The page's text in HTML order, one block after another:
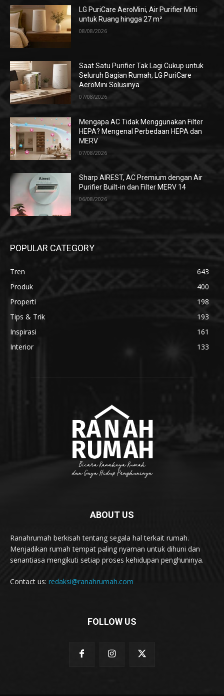
LG PuriCare AeroMini, Air Purifier Mini
untuk Ruang hingga 27 m²
08/08/2026
Saat Satu Purifier Tak Lagi Cukup untuk
Seluruh Bagian Rumah, LG PuriCare
AeroMini Solusinya
07/08/2026
Mengapa AC Tidak Menggunakan Filter
HEPA? Mengenal Perbedaan HEPA dan
MERV
07/08/2026
Sharp AIREST, AC Premium dengan Air
Purifier Built-in dan Filter MERV 14
06/08/2026
POPULAR CATEGORY
Tren
643
Produk
400
Properti
198
Tips & Trik
193
Inspirasi
161
Interior
133
ABOUT US
Ranahrumah berkisah tentang segala hal terkait rumah.
Menjadikan rumah tempat paling nyaman untuk dihuni dan
senantiasa mengikuti setiap proses kehidupan penghuninya.
Contact us: redaksi@ranahrumah.com
FOLLOW US